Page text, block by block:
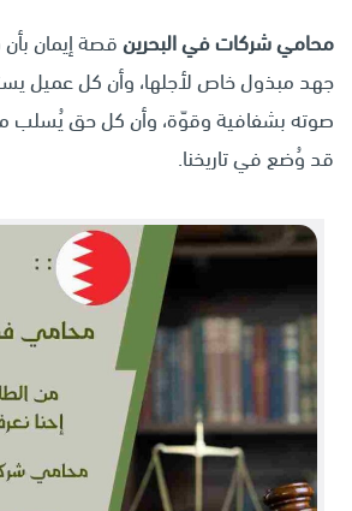
محامي شركات في البحرينقصة إيمان
جهد مبذول خاص لأجلها، وأن كل عميل
صوته بشفافية وقوّة، وأن كل حق يُسلب
قد وُضع في تاريخنا.